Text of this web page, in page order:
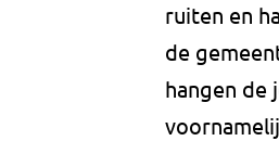
ruiten en
de
hangen de